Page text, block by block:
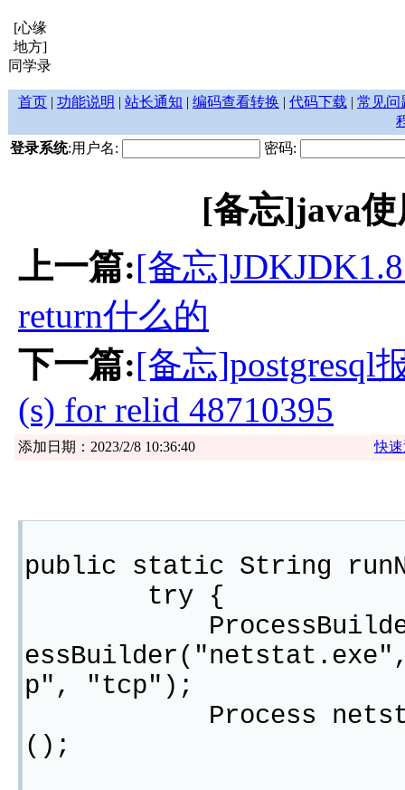
[心缘
地方]
同学录
首页 | 功能说明 | 站长通知 | 编码查看转换 | 代码下载 | 常见问
登录系统:用户名: 密码:
[备忘]java使
上一篇:[备忘
return什么的
下一篇:[备忘]postgresql
(s) for relid 48710395
添加日期：2023/2/8 10:36:40 快
public static String
try {
ProcessBuilder p
p", "tcp");
Process netstat
();